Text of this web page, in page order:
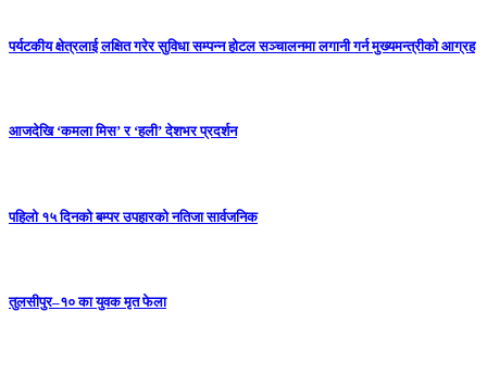
पर्यटकीय क्षेत्रलाई लक्षित गरेर सुविधा सम्पन्न होटल सञ्चालनमा लगानी गर्न मुख्यमन्त्रीको आग्रह
आजदेखि ‘कमला मिस’ र ‘हली’ देशभर प्रदर्शन
पहिलो १५ दिनको बम्पर उपहारको नतिजा सार्वजनिक
तुलसीपुर–१० का युवक मृत फेला